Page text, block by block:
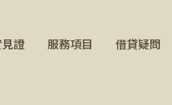
證 服務項目 借貸疑問